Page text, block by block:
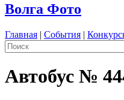
Волга Фото
Главная | События |
Автобус №